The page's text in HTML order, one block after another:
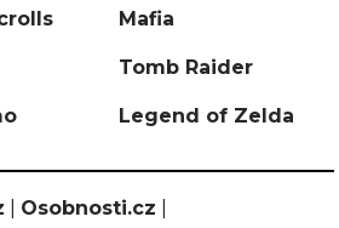
Mafia
Tomb Raider
Legend of Zelda
Osobnosti.cz